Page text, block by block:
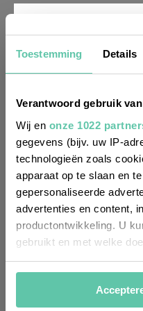
Toestemming Details
Verantwoord gebruik
Wij en onze 1022
gegevens (bijv. uw IP-
technologieën zoals
apparaat op te slaan en
gepersonaliseerde
advertenties en content,
productontwikkeling. U
gebruikt en met welke
Als u het toestaat, willen
Informatie
Wil je altijd als
van de laatste
en inspirerende
je dan aan